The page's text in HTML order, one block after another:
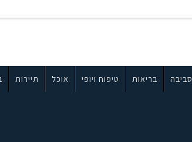
סביבה בריאות טיפוח ויופי אוכל תיירות